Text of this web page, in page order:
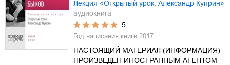
Лекция «Открытый урок: Александр Куприн»
аудиокнига
5
Год написания книги 2017
НАСТОЯЩИЙ МАТЕРИАЛ (ИНФОРМАЦИЯ)
ПРОИЗВЕДЕН ИНОСТРАННЫМ АГЕНТОМ